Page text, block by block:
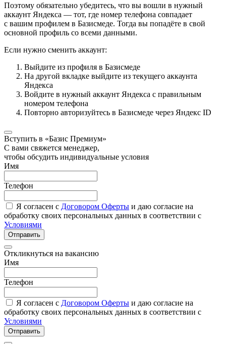
Поэтому обязательно убедитесь, что вы вошли в нужный
аккаунт Яндекса — тот, где номер телефона совпадает
с вашим профилем в Базисмеде. Тогда вы попадёте в свой
основной профиль со всеми данными.
Если нужно сменить аккаунт:
Выйдите из профиля в Базисмеде
На другой вкладке выйдите из текущего аккаунта
Яндекса
Войдите в нужный аккаунт Яндекса с правильным
номером телефона
Повторно авторизуйтесь в Базисмеде через Яндекс ID
Вступить в «Базис Премиум»
С вами свяжется менеджер,
чтобы обсудить индивидуальные условия
Имя
Телефон
Я согласен с Договором Оферты и даю согласие на
обработку своих персональных данных в соответствии с
Условиями
Отправить
Откликнуться на вакансию
Имя
Телефон
Я согласен с Договором Оферты и даю согласие на
обработку своих персональных данных в соответствии с
Условиями
Отправить